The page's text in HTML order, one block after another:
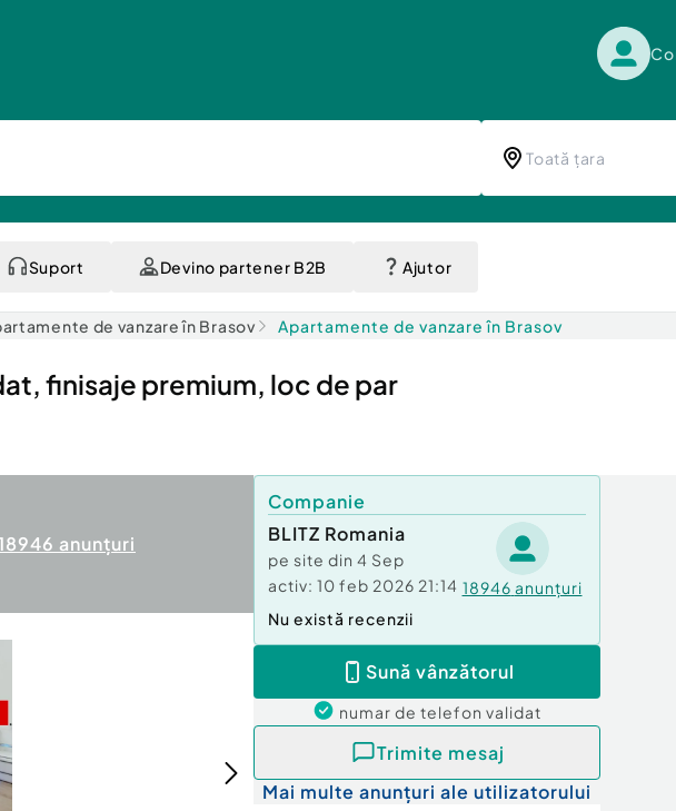
Suport Devino partener B2B Ajutor
de vanzare în Brasov Apartamente de vanzare în Brasov
finisaje premium, loc de par
anunțuri
Companie
BLITZ Romania
pe site din 4 Sep
activ: 10 feb 2026 21:14 18946 anunțuri
Nu există recenzii
Sună vânzătorul
numar de telefon validat
Trimite mesaj
Mai multe anunțuri ale utilizatorului